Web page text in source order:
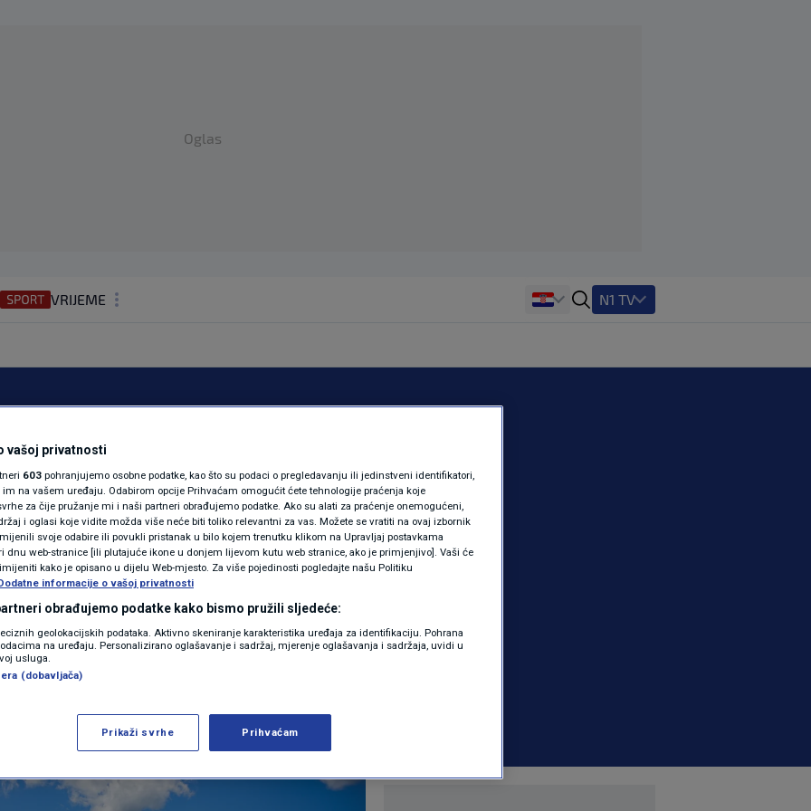
Oglas
VRIJEME
REGIJA
MAGAZIN
KOLUMNE
N1(DIS)INFO
KLIMATSKE PROMJENE
FOTO
VIDEO
N1 TV
u ZET-ovom
prema
voziti mjesecima
| 1 komentar
Više
vašoj privatnosti
603 pohranjujemo osobne podatke, kao što su podaci o pregledavanju ili jedinstveni identifikatori,
na vašem uređaju. Odabirom opcije Prihvaćam omogućit ćete tehnologije praćenja koje
za čije pružanje mi i naši partneri obrađujemo podatke. Ako su alati za praćenje onemogućeni,
i oglasi koje vidite možda više neće biti toliko relevantni za vas. Možete se vratiti na ovaj izbornik
svoje odabire ili povukli pristanak u bilo kojem trenutku klikom na Upravljaj postavkama
dnu web-stranice [ili plutajuće ikone u donjem lijevom kutu web stranice, ako je primjenjivo]. Vaši će
kako je opisano u dijelu Web-mjesto. Za više pojedinosti pogledajte našu Politiku
informacije o vašoj privatnosti
obrađujemo podatke kako bismo pružili sljedeće:
geolokacijskih podataka. Aktivno skeniranje karakteristika uređaja za identifikaciju. Pohrana
na uređaju. Personalizirano oglašavanje i sadržaj, mjerenje oglašavanja i sadržaja, uvidi u
usluga.
(dobavljača)
Prikaži svrhe Prihvaćam